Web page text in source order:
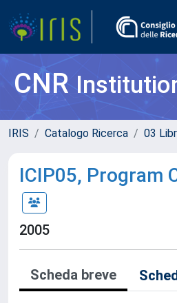
CNR
IRIS Catalogo Ricerca 03
ICIP05, Program
2005
Scheda breve